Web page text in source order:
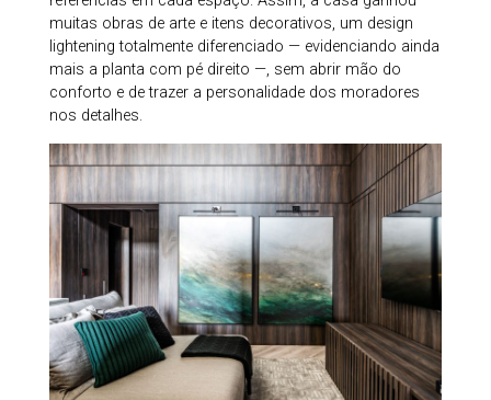
muitas obras de arte e itens decorativos, um design
lightening totalmente diferenciado — evidenciando ainda
mais a planta com pé direito —, sem abrir mão do
conforto e de trazer a personalidade dos moradores
nos detalhes.